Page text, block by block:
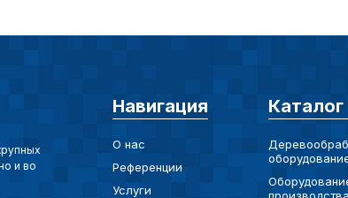
и во
Навигация
О нас
Референции
Услуги
Каталог